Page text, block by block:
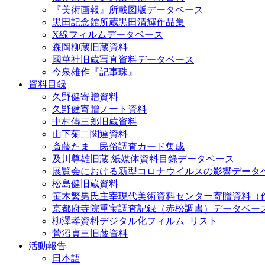
『美術画報』所載図版データベース
黒田記念館所蔵黒田清輝作品集
X線フィルムデータベース
森岡柳蔵旧蔵資料
國華社旧蔵写真資料データベース
今泉雄作『記事珠』
資料目録
久野健寄贈資料
久野健寄贈ノート資料
中村傳三郎旧蔵資料
山下菊二関連資料
斎藤たま 民俗調査カード集成
及川尊雄旧蔵 紙媒体資料目録データベース
展覧会における新型コロナウイルスの影響データ
松島健旧蔵資料
笹木繁男氏主宰現代美術資料センター寄贈資料（
京都府寺院重宝調査記録（赤松調書）データベー
柳澤孝資料デジタル化フィルム_リスト
菅沼貞三旧蔵資料
活動報告
日本語